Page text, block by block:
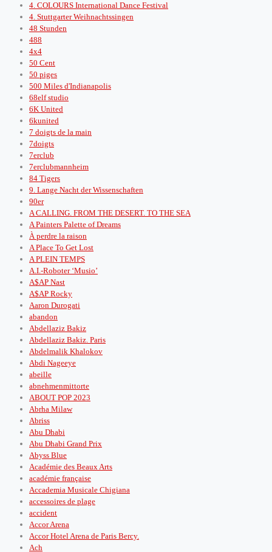
4. COLOURS International Dance Festival
4. Stuttgarter Weihnachtssingen
48 Stunden
488
4x4
50 Cent
50 piges
500 Miles d'Indianapolis
68elf studio
6K United
6kunited
7 doigts de la main
7doigts
7erclub
7erclubmannheim
84 Tigers
9. Lange Nacht der Wissenschaften
90er
A CALLING. FROM THE DESERT. TO THE SEA
A Painters Palette of Dreams
À perdre la raison
A Place To Get Lost
A PLEIN TEMPS
A.I.-Roboter ‘Musio’
A$AP Nast
A$AP Rocky
Aaron Durogati
abandon
Abdellaziz Bakiz
Abdellaziz Bakiz. Paris
Abdelmalik Khalokov
Abdi Nageeye
abeille
abnehmenmittorte
ABOUT POP 2023
Abrha Milaw
Abriss
Abu Dhabi
Abu Dhabi Grand Prix
Abyss Blue
Académie des Beaux Arts
académie française
Accademia Musicale Chigiana
accessoires de plage
accident
Accor Arena
Accor Hotel Arena de Paris Bercy.
Ach